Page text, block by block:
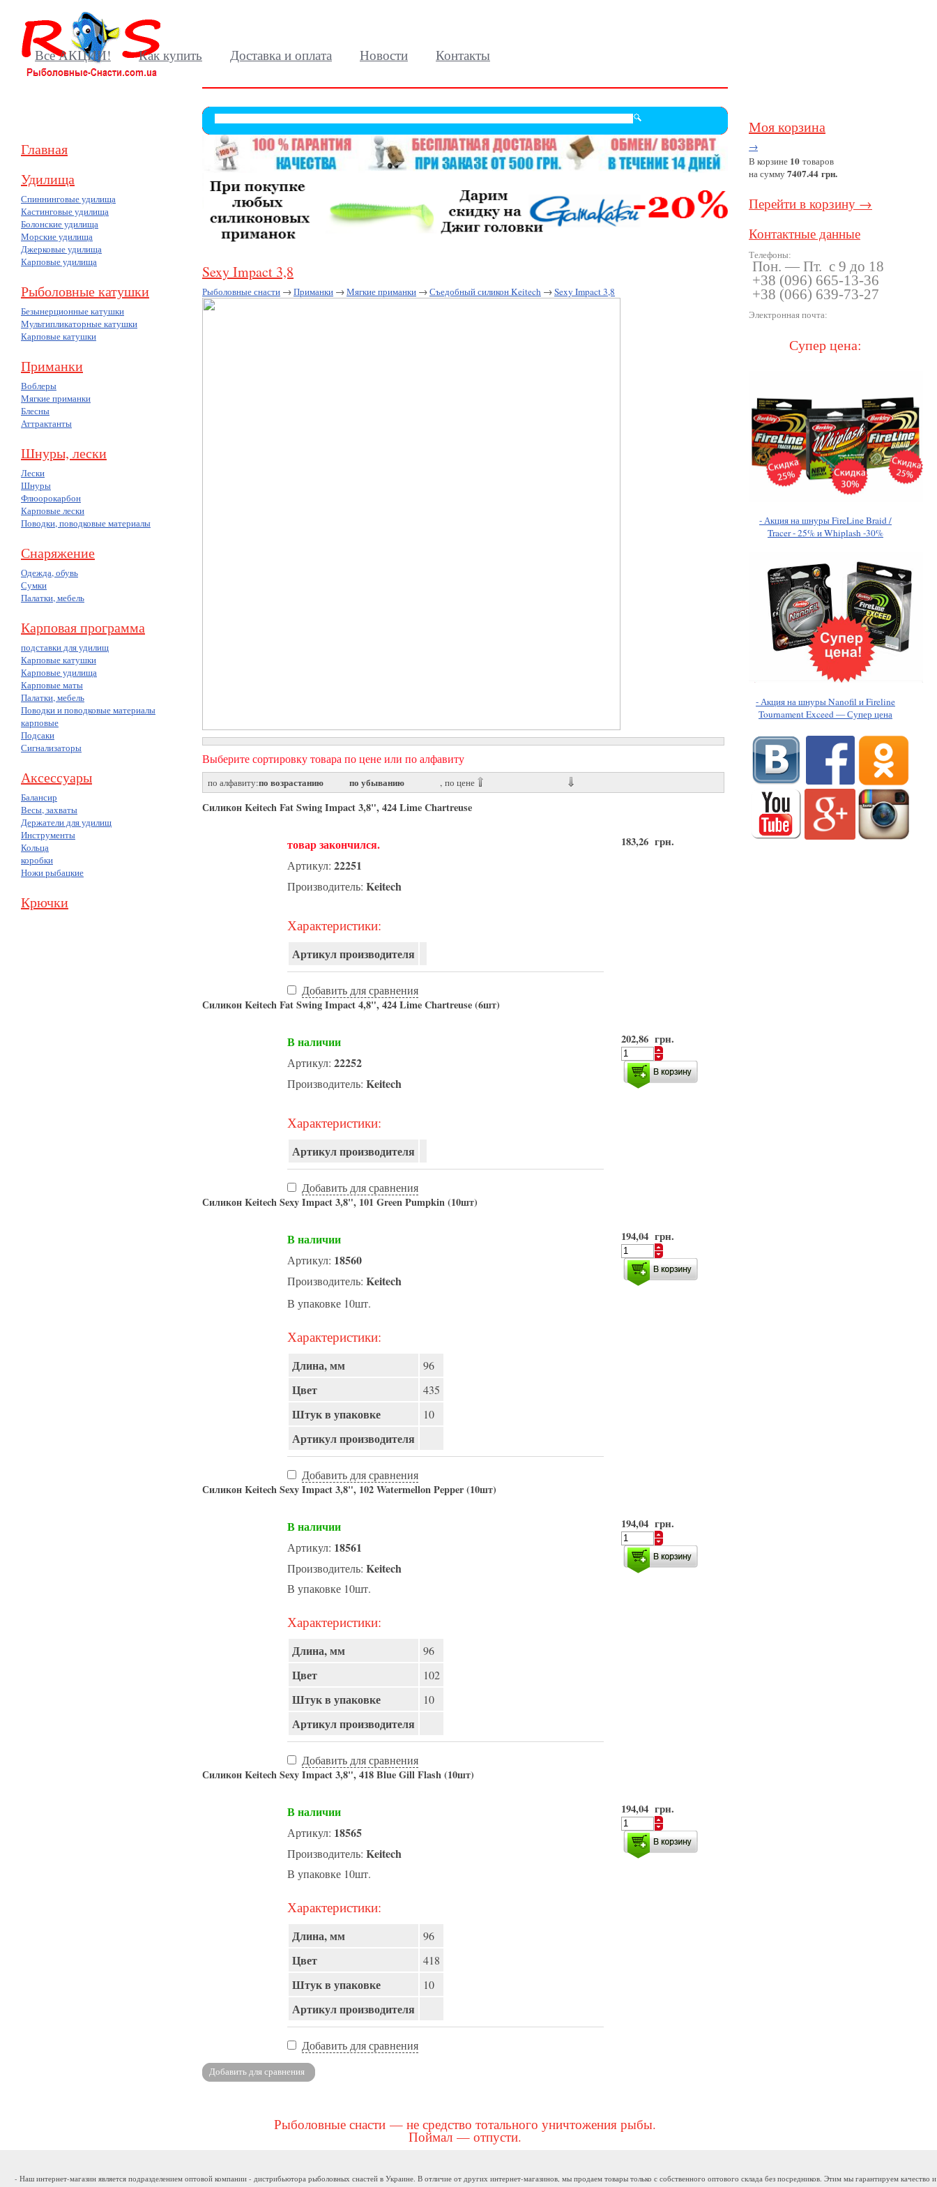
Все АКЦИИ! Как купить Доставка и оплата Новости Контакты
Главная
Удилища
Спиннинговые удилища
Кастинговые удилища
Болонские удилища
Морские удилища
Джерковые удилища
Карповые удилища
Рыболовные катушки
Безынерционные катушки
Мультипликаторные катушки
Карповые катушки
Приманки
Воблеры
Мягкие приманки
Блесны
Аттрактанты
Шнуры, лески
Лески
Шнуры
Флюорокарбон
Карповые лески
Поводки, поводковые материалы
Снаряжение
Одежда, обувь
Сумки
Палатки, мебель
Карповая программа
подставки для удилищ
Карповые катушки
Карповые удилища
Карповые маты
Палатки, мебель
Поводки и поводковые материалы
карповые
Подсаки
Сигнализаторы
Аксессуары
Балансир
Весы, захваты
Держатели для удилищ
Инструменты
Кольца
коробки
Ножи рыбацкие
Крючки
Sexy Impact 3,8
Рыболовные снасти →Приманки →Мягкие приманки →Съедобный силикон Keitech →Sexy Impact 3,8
Выберите сортировку товара по цене или по алфавиту
по алфавиту:по возрастанию по убыванию , по цене
Силикон Keitech Fat Swing Impact 3,8", 424 Lime Chartreuse
товар закончился.
Артикул: 22251
Производитель: Keitech
Характеристики:
Артикул производителя
Добавить для сравнения
183,26 грн.
Силикон Keitech Fat Swing Impact 4,8", 424 Lime Chartreuse (6шт)
В наличии
Артикул: 22252
Производитель: Keitech
Характеристики:
Артикул производителя
Добавить для сравнения
202,86 грн.
Силикон Keitech Sexy Impact 3,8", 101 Green Pumpkin (10шт)
В наличии
Артикул: 18560
Производитель: Keitech
В упаковке 10шт.
Характеристики:
Длина, мм 96
Цвет 435
Штук в упаковке 10
Артикул производителя
Добавить для сравнения
194,04 грн.
Силикон Keitech Sexy Impact 3,8", 102 Watermellon Pepper (10шт)
В наличии
Артикул: 18561
Производитель: Keitech
В упаковке 10шт.
Характеристики:
Длина, мм 96
Цвет 102
Штук в упаковке 10
Артикул производителя
Добавить для сравнения
194,04 грн.
Силикон Keitech Sexy Impact 3,8", 418 Blue Gill Flash (10шт)
В наличии
Артикул: 18565
Производитель: Keitech
В упаковке 10шт.
Характеристики:
Длина, мм 96
Цвет 418
Штук в упаковке 10
Артикул производителя
Добавить для сравнения
194,04 грн.
Рыболовные снасти — не средство тотального уничтожения рыбы.
Поймал — отпусти.
Моя корзина
→
В корзине 10 товаров
на сумму7407.44 грн.
Перейти в корзину →
Контактные данные
Телефоны:
Пон. — Пт. с 9 до 18
+38 (096) 665-13-36
+38 (066) 639-73-27
Электронная почта:
Супер цена:
- Акция на шнуры FireLine Braid /
Tracer - 25% и Whiplash -30%
- Акция на шнуры Nanofil и Fireline
Tournament Exceed — Супер цена
- Наш интернет-магазин является подразделением оптовой компании - дистрибьютора рыболовных снастей в Украине. В отличие от других интернет-магазинов, мы продаем товары только с собственного оптового склада без посредников. Этим мы гарантируем качество и